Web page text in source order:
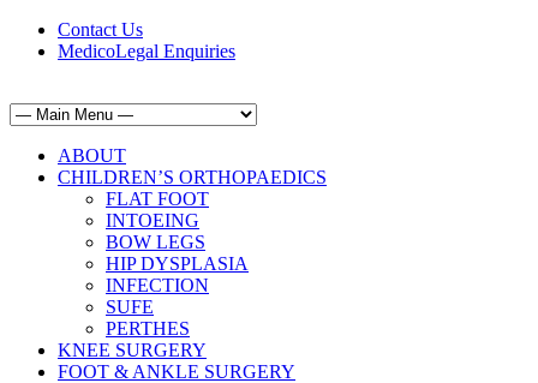
Contact Us
MedicoLegal Enquiries
ABOUT
CHILDREN’S ORTHOPAEDICS
FLAT FOOT
INTOEING
BOW LEGS
HIP DYSPLASIA
INFECTION
SUFE
PERTHES
KNEE SURGERY
FOOT & ANKLE SURGERY